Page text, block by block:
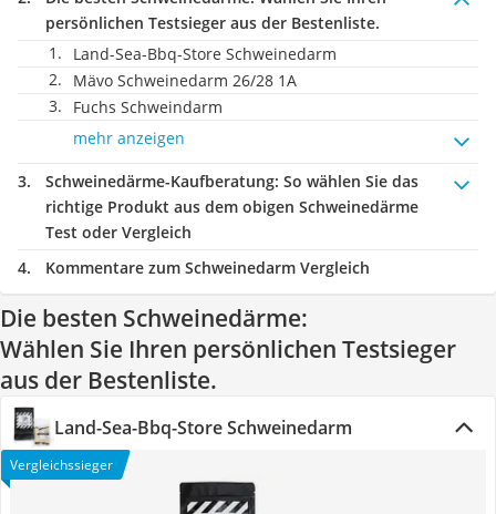
persönlichen Testsieger aus der Bestenliste.
Land-Sea-Bbq-Store Schweinedarm
Mävo Schweinedarm 26/28 1A
Fuchs Schweindarm
mehr anzeigen
Schweinedärme-Kaufberatung: So wählen Sie das
richtige Produkt aus dem obigen Schweinedärme
Test oder Vergleich
Kommentare zum Schweinedarm Vergleich
Die besten Schweinedärme:
Wählen Sie Ihren persönlichen Testsieger
aus der Bestenliste.
Land-Sea-Bbq-Store Schweinedarm
Vergleichssieger